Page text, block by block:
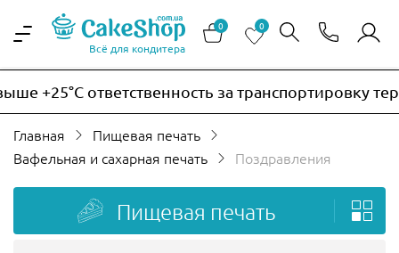
Всё для кондитера
0 0
ответственность за транспортировку
Главная
Пищевая печать
Вафельная и сахарная печать
Поздравления
Пищевая печать